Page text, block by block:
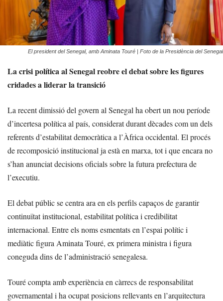
El president del Senegal, amb Aminata Touré | Foto de la Presidència del Senegal
La crisi política al Senegal reobre el debat sobre les figures
cridades a liderar la transició
La recent dimissió del govern al Senegal ha obert un nou període
d’incertesa política al país, considerat durant dècades com un dels
referents d’estabilitat democràtica a l’Àfrica occidental. El procés
de recomposició institucional ja està en marxa, tot i que encara no
s’han anunciat decisions oficials sobre la futura prefectura de
l’executiu.
El debat públic se centra ara en els perfils capaços de garantir
continuïtat institucional, estabilitat política i credibilitat
internacional. Entre els noms esmentats en l’espai polític i
mediàtic figura Aminata Touré, ex primera ministra i figura
coneguda dins de l’administració senegalesa.
Touré compta amb experiència en càrrecs de responsabilitat
governamental i ha ocupat posicions rellevants en l’arquitectura